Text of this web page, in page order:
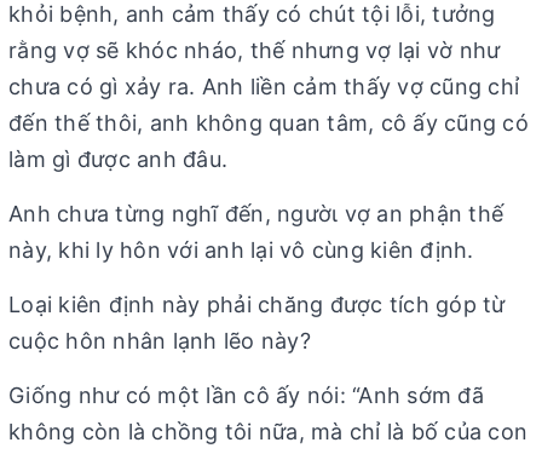
khỏi bệnh, anh cảm thấy có chút tội lỗi, tưởng
rằng vợ sẽ khóc nháo, thế nhưng vợ lại vờ như
chưa có gì xảy ra. Anh liền cảm thấy vợ cũng chỉ
đến thế thôi, anh không quan tâm, cô ấy cũng có
làm gì được anh đâu.
Anh chưa từng nghĩ đến, ngườι vợ an phận thế
này, khi ly hôn với anh lại vô cùng kiên định.
Loại kiên định này phải chăng được tích góp từ
cuộc hôn nhân lạnh lẽo này?
Giống như có một lần cô ấy nói: “Anh sớm đã
không còn là chồng tôi nữa, mà chỉ là bố của con